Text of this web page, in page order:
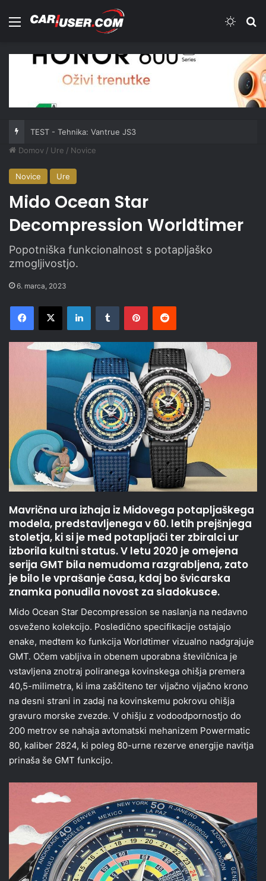
Meni
TEST - Tehnika: Vantrue JS3
Domov / Ure / Novice
Novice Ure
Mido Ocean Star
Decompression Worldtimer
Popotniška funkcionalnost s potapljaško
zmogljivostjo.
6. marca, 2023
Facebook
X LinkedInTumblr PinterestReddit
Mavrična ura izhaja iz Midovega potapljaškega
modela, predstavljenega v 60. letih prejšnjega
stoletja, ki si je med potapljači ter zbiralci ur
izborila kultni status. V letu 2020 je omejena
serija GMT bila nemudoma razgrabljena, zato
je bilo le vprašanje časa, kdaj bo švicarska
znamka ponudila novost za sladokusce.
Mido Ocean Star Decompression se naslanja na nedavno
osveženo kolekcijo. Posledično specifikacije ostajajo
enake, medtem ko funkcija Worldtimer vizualno nadgrajuje
GMT. Očem vabljiva in obenem uporabna številčnica je
vstavljena znotraj poliranega kovinskega ohišja premera
40,5-milimetra, ki ima zaščiteno ter vijačno vijačno krono
na desni strani in zadaj na kovinskemu pokrovu ohišja
gravuro morske zvezde. V ohišju z vodoodpornostjo do
200 metrov se nahaja avtomatski mehanizem Powermatic
80, kaliber 2824, ki poleg 80-urne rezerve energije navitja
prinaša še GMT funkcijo.